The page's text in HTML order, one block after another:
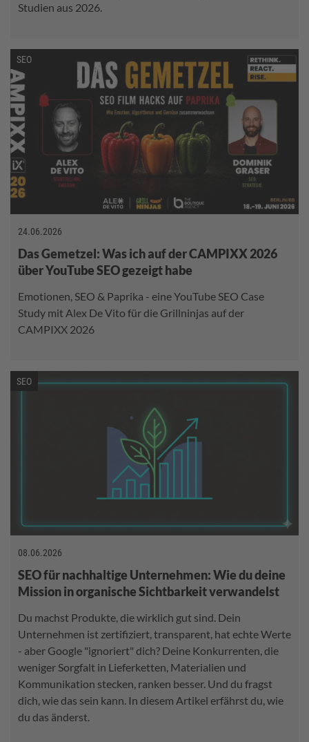
Studien aus 2026.
SEO
24.06.2026
Das Gemetzel: Was ich auf der CAMPIXX 2026
über YouTube SEO gezeigt habe
Emotionen, SEO & Paprika - eine YouTube SEO Case
Study mit Alex De Vito für die Grillninjas auf der
CAMPIXX 2026
SEO
08.06.2026
SEO für nachhaltige Unternehmen: Wie du deine
Mission in organische Sichtbarkeit verwandelst
Du machst Produkte, die wirklich gut sind. Dein
Unternehmen ist zertifiziert, transparent, hat echte Werte
- aber Google "ignoriert" dich? Deine Konkurrenten, die
weniger Sorgfalt in Lieferketten, Materialien und
Kommunikation stecken, ranken besser. Und du fragst
dich, wie das sein kann. In diesem Artikel erfährst du, wie
du das änderst.